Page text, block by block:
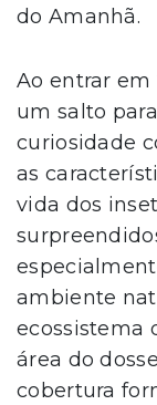
do Amanhã.
Ao entrar em
um salto
curiosidade
as
vida dos
ambiente
ecossistema
área do
cobertura